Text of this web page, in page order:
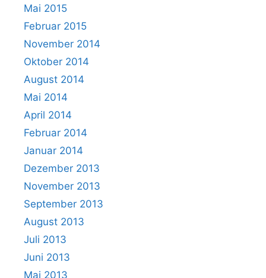
Mai 2015
Februar 2015
November 2014
Oktober 2014
August 2014
Mai 2014
April 2014
Februar 2014
Januar 2014
Dezember 2013
November 2013
September 2013
August 2013
Juli 2013
Juni 2013
Mai 2013